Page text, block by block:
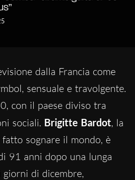
dalla Francia come
sensuale e travolgente.
con il paese diviso tra
sociali. Brigitte Bardot, la
sognare il mondo, è
91 anni dopo una lunga
di dicembre,